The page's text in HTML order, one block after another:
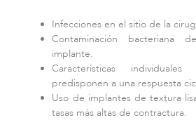
Infecciones en el sitio de la
Contaminación bacteriana
implante.
Características
predisponen a una respuesta
Uso de implantes de textura
tasas más altas de contractura.